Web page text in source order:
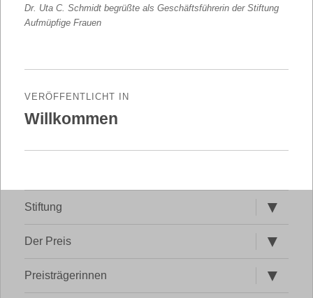
Dr. Uta C. Schmidt begrüßte als Geschäftsführerin der Stiftung
Aufmüpfige Frauen
VERÖFFENTLICHT IN
Willkommen
Stiftung
öffnen
Der Preis
öffnen
Preisträgerinnen
öffnen